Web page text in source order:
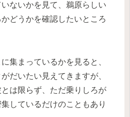
ないかを見て、鵜原らしい
どうかを確認したいところ
集まっているかを見ると、
だいたい見えてきますが、
は限らず、ただ乗りしろが
しているだけのこともあり